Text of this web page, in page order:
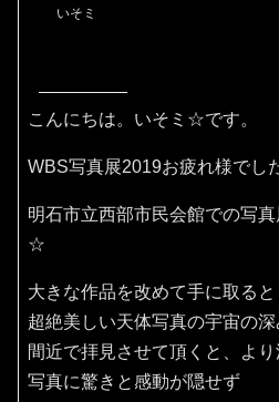
いそミ
こんにちは。いそミ☆です。
WBS写真展2019お疲れ様でし
明石市立西部市民会館での写
☆
大きな作品を改めて手に取ると
超絶美しい天体写真の宇宙の
間近で拝見させて頂くと、よ
写真に驚きと感動が隠せず